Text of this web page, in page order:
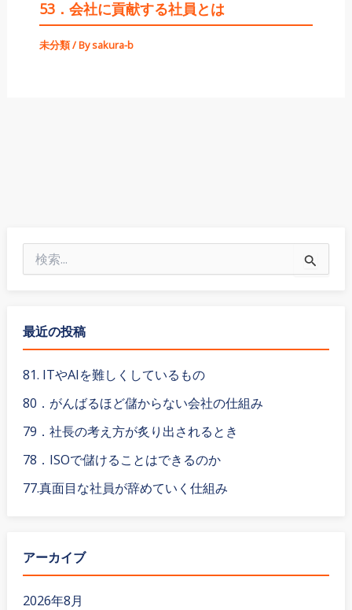
索
最近の投稿
81. ITやAIを難しくしているもの
80．がんばるほど儲からない会社の仕組み
79．社長の考え方が炙り出されるとき
78．ISOで儲けることはできるのか
77.真面目な社員が辞めていく仕組み
アーカイブ
2026年8月
53．会社に貢献する社員とは
未分類/ Bysakura-b